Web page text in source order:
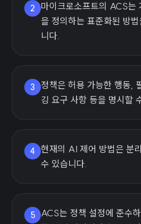
2
마이크로소프트의 ACS는
을 정의하는 표준화된 방
니다.
3
정책은 허용 가능한 행동,
깅 요구 사항 등을 명시할
4 현재의 AI 제어 방법은 분
수 있습니다.
5
ACS는 정책 설정에 준수